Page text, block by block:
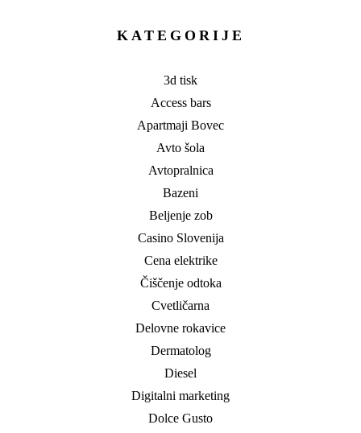
KATEGORIJE
3d tisk
Access bars
Apartmaji Bovec
Avto šola
Avtopralnica
Bazeni
Beljenje zob
Casino Slovenija
Cena elektrike
Čiščenje odtoka
Cvetličarna
Delovne rokavice
Dermatolog
Diesel
Digitalni marketing
Dolce Gusto